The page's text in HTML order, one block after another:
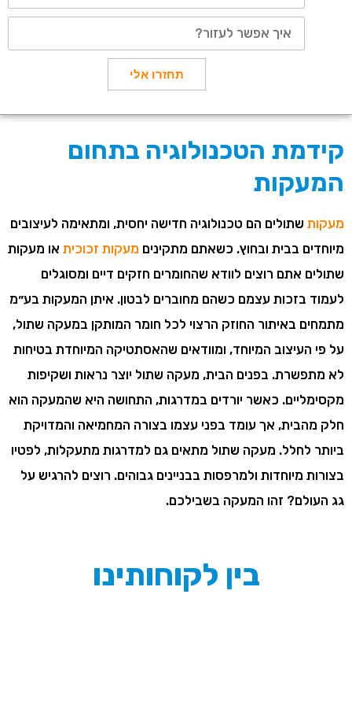
תחזרו אלי
קידמת הטכנולוגיה בתחום
המעקות
מעקותשתולים הם טכנולוגיה חדישה יחסית, ומתאימה לעיצובים
מיוחדים בבית ובחוץ. כשאתם מתקיניםמעקות זכוכיתאו מעקות
שתולים אתם רוצים לוודא שהחומרים חזקים דיים ומסוגלים
לעמוד בזכות עצמם כשהם מחוברים לבטון. איתן המעקות בע״מ
מתמחים באיתור החוזק הרצוי לכל חומר המותקן במעקה שתול,
על פי העיצוב המיוחד, ומוודאים שהאסתטיקה המיוחדת בטיחות
לא מתפשרת. בפנים הבית, מעקה שתול יוצר נראות ושקיפות
מקסימליים. כאשר יורדים במדרגות, התחושה היא שהמעקה הוא
חלק מהבית, אך עומד בפני עצמו בצורה המחמיאה והמדויקת
ביותר לחלל. מעקה שתול מתאים גם למדרגות מתעקלות, לפטיו